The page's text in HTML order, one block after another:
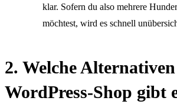
klar. Sofern du also mehrere
möchtest, wird es schnell
2. Welche
WordPress-Shop gibt